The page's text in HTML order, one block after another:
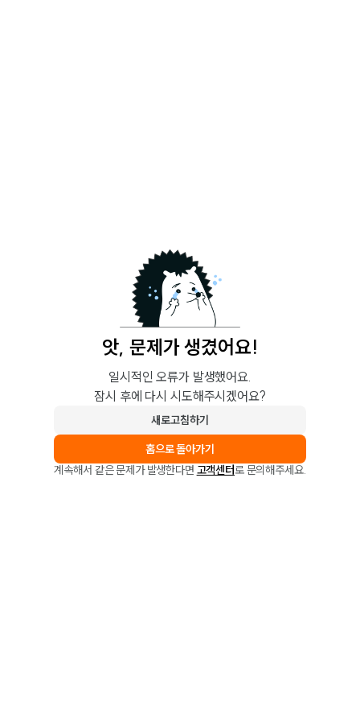
앗, 문제가 생겼어요!
일시적인 오류가 발생했어요.
잠시 후에 다시 시도해주시겠어요?
새로고침하기
홈으로 돌아가기
계속해서 같은 문제가 발생한다면 고객센터로 문의해주세요.